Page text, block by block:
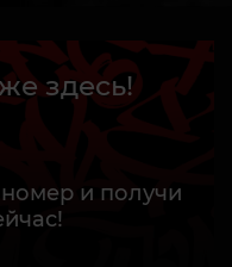
здесь!
и получи